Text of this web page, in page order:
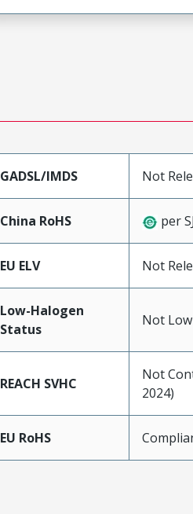
GADSL/IMDS Not
China RoHS per
EU ELV Not
Low-Halogen
Status
Not
REACH SVHC
Not
2024)
EU RoHS